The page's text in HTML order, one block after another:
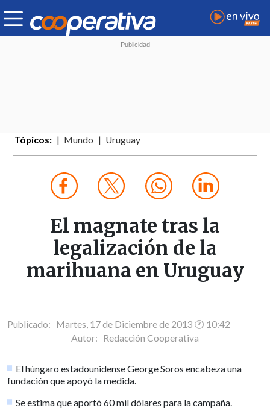
Tópicos: Mundo Uruguay
El magnate tras la
legalización de la
marihuana en Uruguay
Publicado: Martes, 17 de Diciembre de 2013 🕐 10:42
Autor: Redacción Cooperativa
El húngaro estadounidense George Soros encabeza una
fundación que apoyó la medida.
Se estima que aportó 60 mil dólares para la campaña.